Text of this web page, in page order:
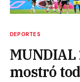
DEPORTES
mostró